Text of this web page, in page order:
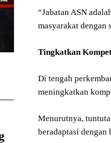
“Jabatan ASN
masyarakat dengan
Tingkatkan
Di tengah
meningkatkan
Menurutnya,
beradaptasi dengan